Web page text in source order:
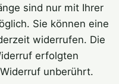
sind nur mit Ihrer
Sie können eine
widerrufen. Die
erfolgten
unberührt.